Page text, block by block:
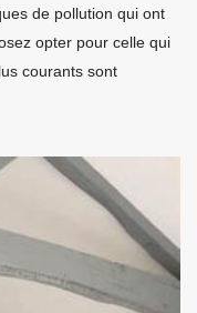
de pollution qui ont
opter pour celle qui
courants sont